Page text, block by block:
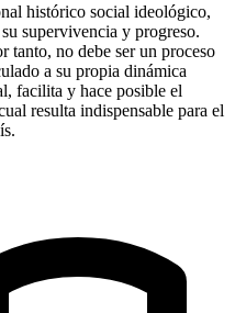
histórico social ideológico,
supervivencia y progreso.
tanto, no debe ser un proceso
a su propia dinámica
facilita y hace posible el
resulta indispensable para el